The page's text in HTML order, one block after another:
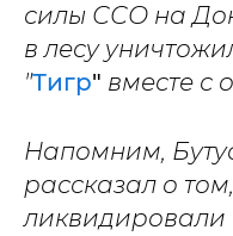
силы ССО на
в лесу
"Тигр" вместе с
Напомним,
рассказал о
ликвидировали